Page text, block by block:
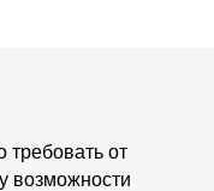
от
возможности